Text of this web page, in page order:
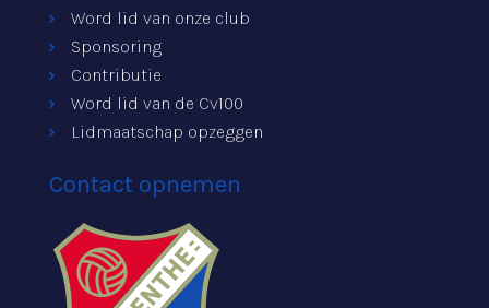
Word lid van onze club
Sponsoring
Contributie
Word lid van de Cv100
Lidmaatschap opzeggen
Contact opnemen